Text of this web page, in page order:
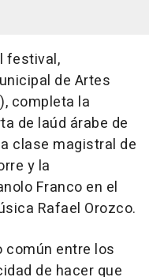
festival,
de Artes
completa la
de laúd árabe de
clase magistral de
y la
Franco en el
Rafael Orozco.
común entre los
de hacer que